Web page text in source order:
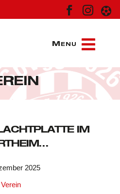
  
IM
2025
Verein